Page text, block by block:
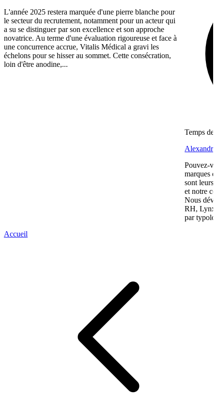
L'année 2025 restera marquée d'une pierre blanche pour
le secteur du recrutement, notamment pour un acteur qui
a su se distinguer par son excellence et son approche
novatrice. Au terme d'une évaluation rigoureuse et face à
une concurrence accrue, Vitalis Médical a gravi les
échelons pour se hisser au sommet. Cette consécration,
loin d'être anodine,...
Temps de
Pouvez-
marques
sont leurs
et notre
Nous
RH, Lynx
par
Accueil